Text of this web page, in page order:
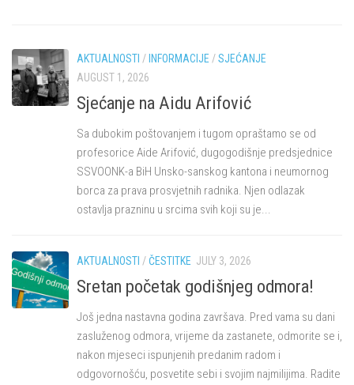
AKTUALNOSTI / INFORMACIJE /SJEĆANJE
AUGUST 1, 2026
Sjećanje na Aidu Arifović
Sa dubokim poštovanjem i tugom opraštamo se od
profesorice Aide Arifović, dugogodišnje predsjednice
SSVOONK-a BiH Unsko-sanskog kantona i neumornog
borca za prava prosvjetnih radnika. Njen odlazak
ostavlja prazninu u srcima svih koji su je...
AKTUALNOSTI /ČESTITKE JULY 3, 2026
Sretan početak godišnjeg odmora!
Još jedna nastavna godina završava. Pred vama su dani
zasluženog odmora, vrijeme da zastanete, odmorite se i,
nakon mjeseci ispunjenih predanim radom i
odgovornošću, posvetite sebi i svojim najmilijima. Radite